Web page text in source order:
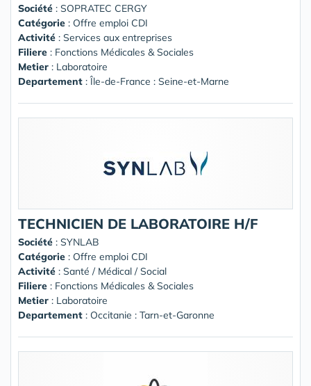
Société : SOPRATEC CERGY
Catégorie : Offre emploi CDI
Activité : Services aux entreprises
Filiere : Fonctions Médicales & Sociales
Metier : Laboratoire
Departement : Île-de-France : Seine-et-Marne
TECHNICIEN DE LABORATOIRE H/F
Société : SYNLAB
Catégorie : Offre emploi CDI
Activité : Santé / Médical / Social
Filiere : Fonctions Médicales & Sociales
Metier : Laboratoire
Departement : Occitanie : Tarn-et-Garonne